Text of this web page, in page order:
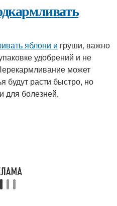
яблони и груши, важно
удобрений и не
может
будут расти быстро, но
для болезней.